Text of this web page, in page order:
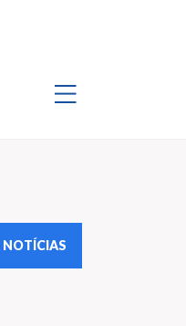
NOTÍCIAS